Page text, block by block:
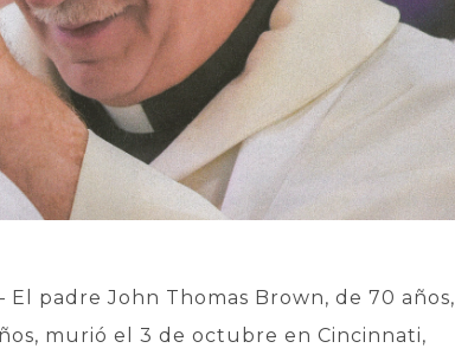
padre John Thomas Brown, de 70 años,
murió el 3 de octubre en Cincinnati,